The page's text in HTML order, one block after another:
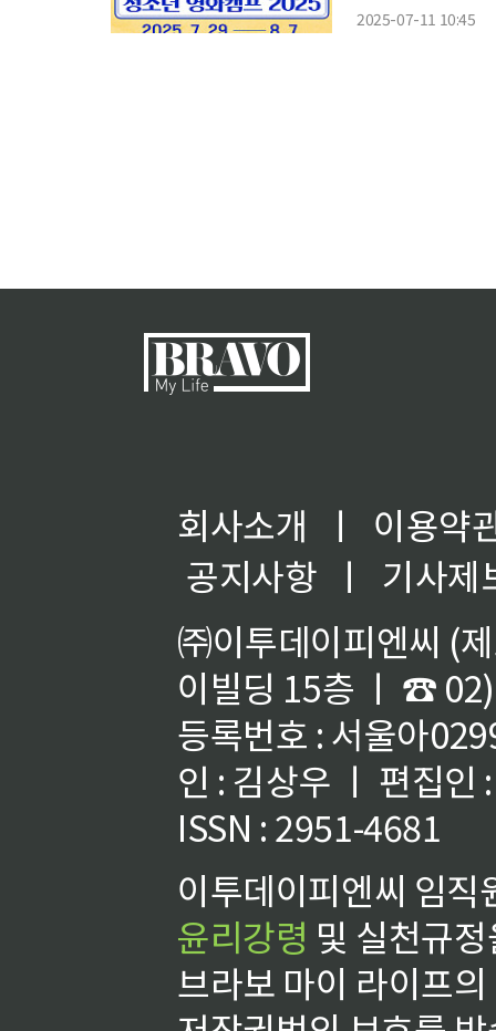
2025-07-11 10:45
회사소개 ㅣ
이용약
공지사항
ㅣ
기사제
㈜이투데이피엔씨 (
이빌딩 15층 ㅣ ☎
등록번호 : 서울아
인 : 김상우 ㅣ 편집인
ISSN : 2951-4681
이투데이피엔씨 임
윤리강령 및 실천규
브라보 마이 라이프